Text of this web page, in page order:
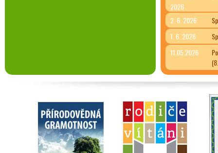
2026
2. 6. 2026
1. 6. 2026
11.05.2026